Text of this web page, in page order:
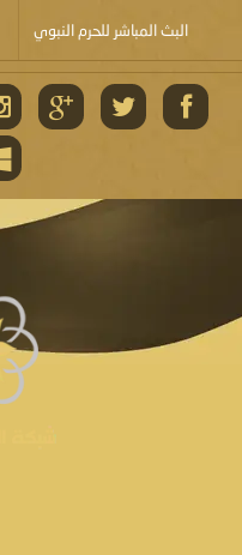
البث المباشر للحرم النبوي